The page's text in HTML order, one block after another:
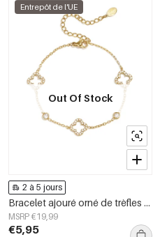
Entrepôt de l'UE
Out Of Stock
2 à 5 jours
Bracelet ajouré orné de trèfles et de pierres incrustées.
MSRP €19,99
€5,95